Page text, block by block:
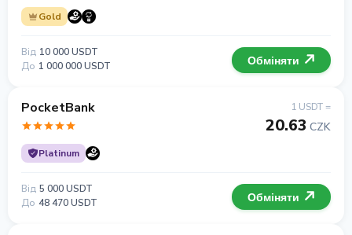
Gold
Від 10 000 USDT
До 1 000 000 USDT Обміняти
PocketBank
Platinum
1 USDT =
20.63 CZK
Від 5 000 USDT
До 48 470 USDT Обміняти